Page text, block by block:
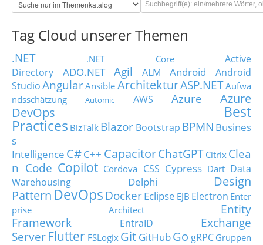
Tag Cloud unserer Themen
.NET .NET Core
Active
Directory
ADO.NET Agil ALM Android
Android
StudioAngularAnsible ArchitekturASP.NETAufwa
ndsschätzung
Automic AWS Azure
Azure
DevOps
Best
Practices BizTalk Blazor Bootstrap BPMN Busines
s
Intelligence C#C++ CapacitorChatGPT Citrix Clea
n Code Copilot Cordova CSS Cypress Dart Data
Warehousing
Delphi
Design
Pattern DevOps DockerEclipse EJB Electron Enter
prise Architect
Entity
Framework
EntraID
Exchange
Server Flutter FSLogix Git GitHubGo gRPC Gruppen